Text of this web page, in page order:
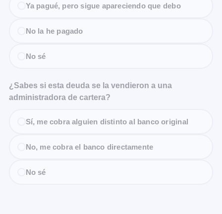
Ya pagué, pero sigue apareciendo que debo
No la he pagado
No sé
¿Sabes si esta deuda se la vendieron a una
administradora de cartera?
Sí, me cobra alguien distinto al banco original
No, me cobra el banco directamente
No sé